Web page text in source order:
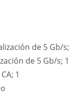
de 5 Gb/s;
de 5 Gb/s; 1
1